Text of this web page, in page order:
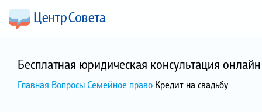
Бесплатная юридическая консультация
Главная ВопросыСемейное право Кредит на свадьбу